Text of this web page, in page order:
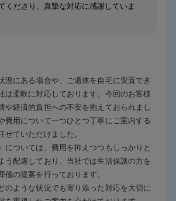
くださり、真摯な対応に感謝していま
況にある場合や、ご遺体を自宅に安置でき
は柔軟に対応しております。今回のお客様
や経済的負担への不安を抱えておられまし
費用について一つひとつ丁寧にご案内する
せていただけました。
については、費用を抑えつつもしっかりと
う配慮しており、当社では生活保護の方を
儀の提案を行っております。
のような状況でも寄り添った対応を大切に